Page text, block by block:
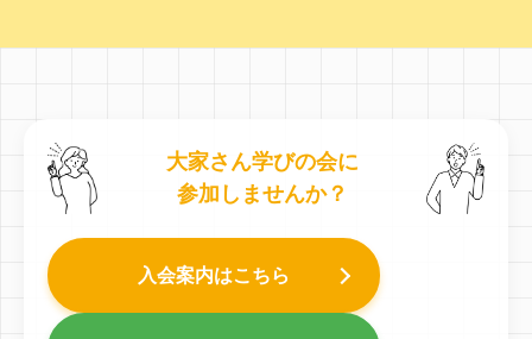
大家さん学びの会に
参加しませんか？
入会案内はこちら